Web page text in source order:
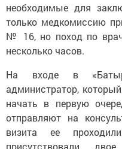
необходимые для
только медкомиссию
№ 16, но поход по
несколько часов.
На входе в
администратор,
начать в первую
отправляют на
визита ее
присутствовали